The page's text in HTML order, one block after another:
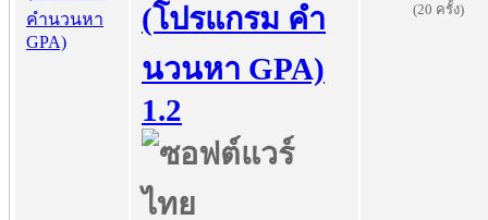
(โปรแกรม คำ
นวนหา GPA)
1.2
(20 ครั้ง)